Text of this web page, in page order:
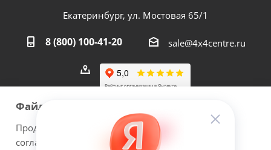
Екатеринбург, ул. Мостовая 65/1
8 (800) 100-41-20 sale@4x4centre.ru
Файлы cookie
Продолжая использовать наш сайт Вы даете
согласие на обработку файлов cookie и